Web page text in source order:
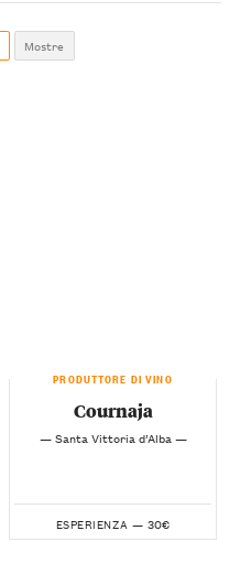
Mostre
PRODUTTORE DI VINO
Cournaja
— Santa Vittoria d’Alba —
ESPERIENZA — 30€